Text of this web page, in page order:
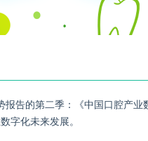
报告的第二季：《中国口腔产
字化未来发展。